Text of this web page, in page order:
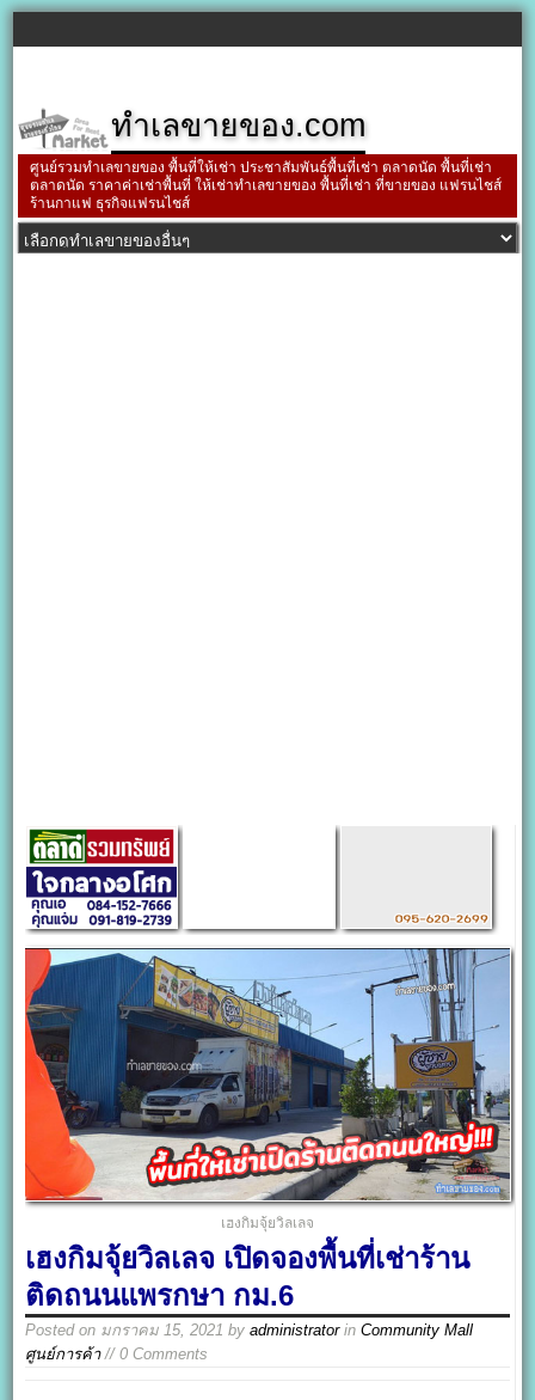
ทำเลขายของ.com
ศูนย์รวมทำเลขายของ พื้นที่ให้เช่า ประชาสัมพันธ์พื้นที่เช่า ตลาดนัด พื้นที่เช่า
ตลาดนัด ราคาค่าเช่าพื้นที่ ให้เช่าทำเลขายของ พื้นที่เช่า ที่ขายของ แฟรนไชส์
ร้านกาแฟ ธุรกิจแฟรนไชส์
เฮงกิมจุ้ยวิลเลจ
เฮงกิมจุ้ยวิลเลจ เปิดจองพื้นที่เช่าร้าน
ติดถนนแพรกษา กม.6
Posted on มกราคม 15, 2021 byadministratorinCommunity Mall
ศูนย์การค้า// 0 Comments